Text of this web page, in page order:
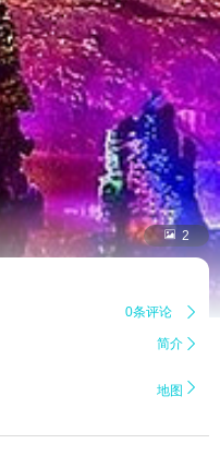
 2
0条评论 
简介 
地图 